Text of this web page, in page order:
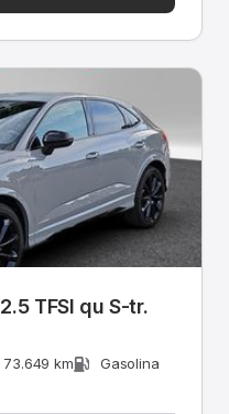
TFSI qu S-tr.
73.649 km
Gasolina